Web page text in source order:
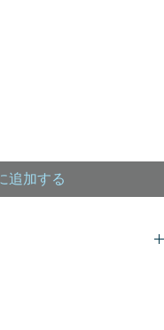
追加する
に掲載されます。